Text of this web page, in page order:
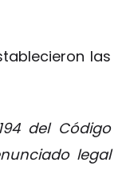
las
del Código
legal